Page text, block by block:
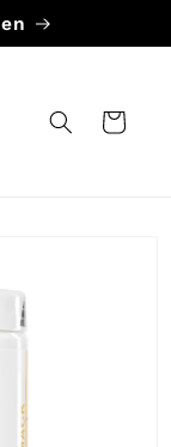
Warenkorb